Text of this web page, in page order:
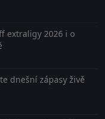
extraligy 2026 i o
dnešní zápasy živě